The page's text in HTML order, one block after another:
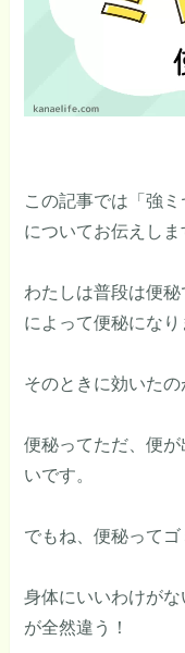
この記事では「強
についてお伝えしま
わたしは普段は便
によって便秘になり
そのときに効いたの
便秘ってただ、便
いです。
でもね、便秘ってゴ
身体にいいわけが
が全然違う！